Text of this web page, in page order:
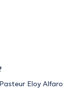
Eloy Alfaro